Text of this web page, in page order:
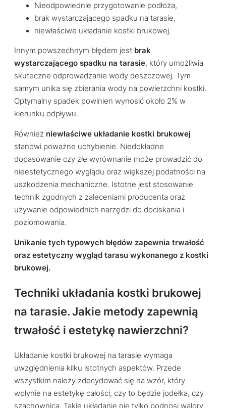
Nieodpowiednie przygotowanie podłoża,
brak wystarczającego spadku na tarasie,
niewłaściwe układanie kostki brukowej.
Innym powszechnym błędem jest brak
wystarczającego spadku na tarasie, który umożliwia
skuteczne odprowadzanie wody deszczowej. Tym
samym unika się zbierania wody na powierzchni kostki.
Optymalny spadek powinien wynosić około 2% w
kierunku odpływu.
Również niewłaściwe układanie kostki brukowej
stanowi poważne uchybienie. Niedokładne
dopasowanie czy złe wyrównanie może prowadzić do
nieestetycznego wyglądu oraz większej podatności na
uszkodzenia mechaniczne. Istotne jest stosowanie
technik zgodnych z zaleceniami producenta oraz
używanie odpowiednich narzędzi do dociskania i
poziomowania.
Unikanie tych typowych błędów zapewnia trwałość
oraz estetyczny wygląd tarasu wykonanego z kostki
brukowej.
Techniki układania kostki brukowej
na tarasie. Jakie metody zapewnią
trwałość i estetykę nawierzchni?
Układanie kostki brukowej na tarasie wymaga
uwzględnienia kilku istotnych aspektów. Przede
wszystkim należy zdecydować się na wzór, który
wpłynie na estetykę całości, czy to będzie jodełka, czy
szachownica. Takie układanie nie tylko podnosi walory